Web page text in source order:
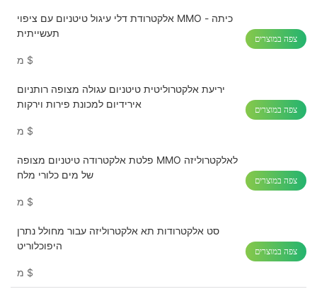
אלקטרודת דלי עיגול טיטניום עם ציפוי MMO - כיתה
תעשייתית
$
צפה במוצרים
יריעת אלקטרוליטית טיטניום עגולה מצופה רותניום
אירידיום למכונת פירות וירקות
$
צפה במוצרים
פלטת אלקטרודה טיטניום מצופה MMO ​​לאלקטרוליזה
של מים כלורי מלח
$
צפה במוצרים
סט אלקטרודות תא אלקטרוליזה עבור מחולל נתרן
היפוכלוריט
$
צפה במוצרים